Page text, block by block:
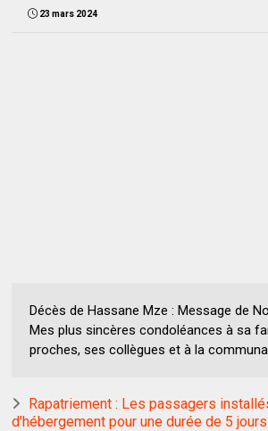
23 mars 2024
Décès de Hassane Mze : Message de
Mes plus sincères condoléances à sa
proches, ses collègues et à la
Rapatriement : Les passagers
d'hébergement pour une durée de 5